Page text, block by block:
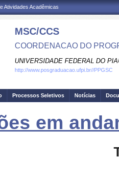
Atividades Acadêmicas
MSC/CCS
COORDENACAO DO
UNIVERSIDADE FEDERAL DO
http://www.posgraduacao.ufpi.br//PPGSC
Processos Seletivos Notícias
em